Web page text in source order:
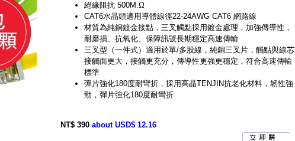
絕緣阻抗 500M.Ω
CAT6水晶頭適用導體線徑22-24AWG CAT6 網路線
材質為純銅鍍金接點，三叉觸點採用鍍金處理，加強傳導性，
耐磨損、抗氧化、保障訊號長期穩定高速傳輸
三叉型（一件式）適用於單/多股線，純銅三叉片，觸點與線芯
接觸面更大，接觸更充分，傳導性更強更穩定，符合高速傳輸
標準
彈片強化180度耐彎折，採用高晶TENJIN抗老化材料，韌性強
勁，彈片強化180度耐彎折
NT$ 390 about USD$ 12.16